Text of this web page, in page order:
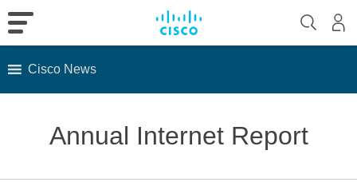
Cisco News
Annual Internet Report